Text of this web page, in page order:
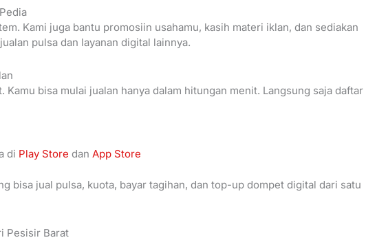
Kami juga bantu promosiin usahamu, kasih materi iklan, dan sediakan
pulsa dan layanan digital lainnya.
Kamu bisa mulai jualan hanya dalam hitungan menit. Langsung saja daftar
di Play Store dan App Store
bisa jual pulsa, kuota, bayar tagihan, dan top-up dompet digital dari satu
Pesisir Barat